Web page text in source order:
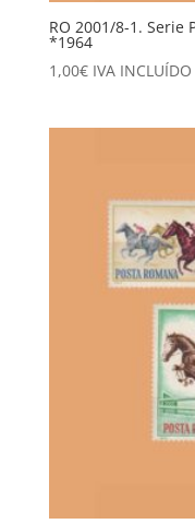
RO 2001/8-1. Serie
*1964
1,00€ IVA INCLUÍDO